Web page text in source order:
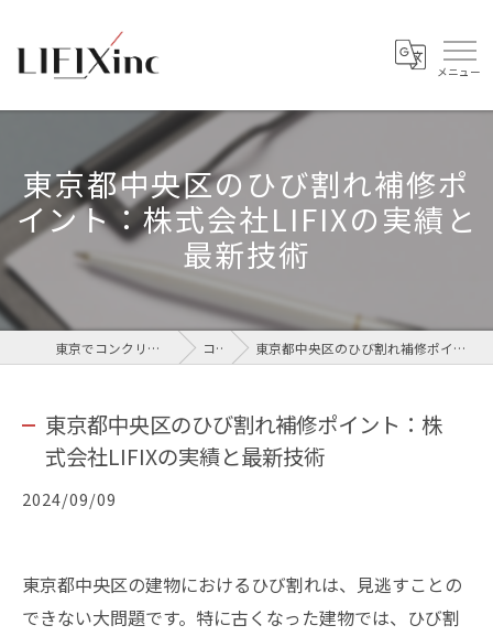
東京都中央区のひび割れ補修ポ
イント：株式会社LIFIXの実績と
最新技術
東京でコンクリートなら株式会社LIFIX コラム 東京都中央区のひび割れ補修ポイント：株式会社LIFIXの実績と最新技術
東京都中央区のひび割れ補修ポイント：株
式会社LIFIXの実績と最新技術
2024/09/09
東京都中央区の建物におけるひび割れは、見逃すことの
できない大問題です。特に古くなった建物では、ひび割